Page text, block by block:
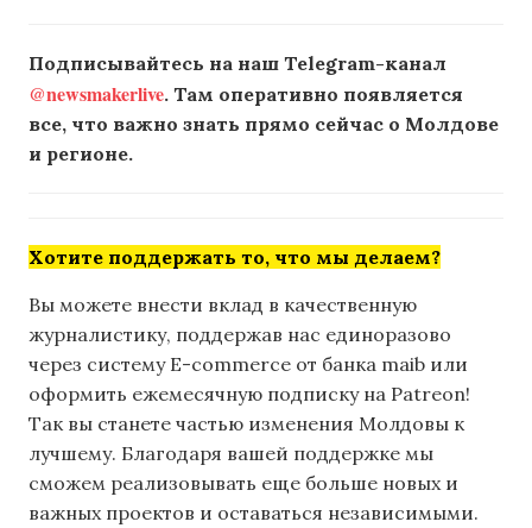
Подписывайтесь на наш Telegram-канал
@newsmakerlive. Там оперативно появляется
все, что важно знать прямо сейчас о Молдове
и регионе.
Хотите поддержать то, что мы делаем?
Вы можете внести вклад в качественную
журналистику, поддержав нас единоразово
через систему E-commerce от банка maib или
оформить ежемесячную подписку на Patreon!
Так вы станете частью изменения Молдовы к
лучшему. Благодаря вашей поддержке мы
сможем реализовывать еще больше новых и
важных проектов и оставаться независимыми.